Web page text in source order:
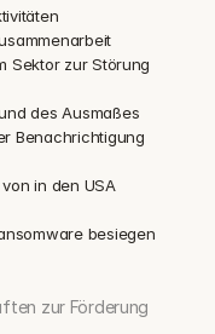
Sektor zur Störung
des Ausmaßes
Benachrichtigung
in den USA
besiegen
zur Förderung